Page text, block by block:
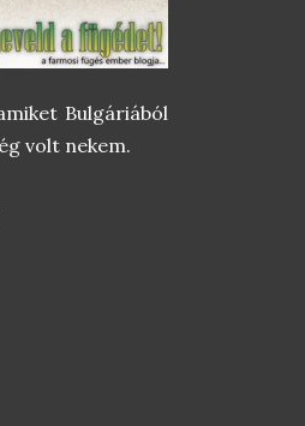
Bulgáriából
volt nekem.